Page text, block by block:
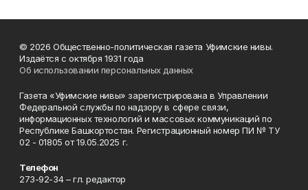
© 2026 Общественно-политическая газета Уфимские нивы.
Издаётся с октября 1931 года
Об использовании персональных данных
Газета «Уфимские нивы» зарегистрирована в Управлении
Федеральной службы по надзору в сфере связи,
информационных технологий и массовых коммуникаций по
Республике Башкортостан. Регистрационный номер ПИ № ТУ
02 - 01805 от 19.05.2025 г.
Телефон
273-92-34 – гл. редактор